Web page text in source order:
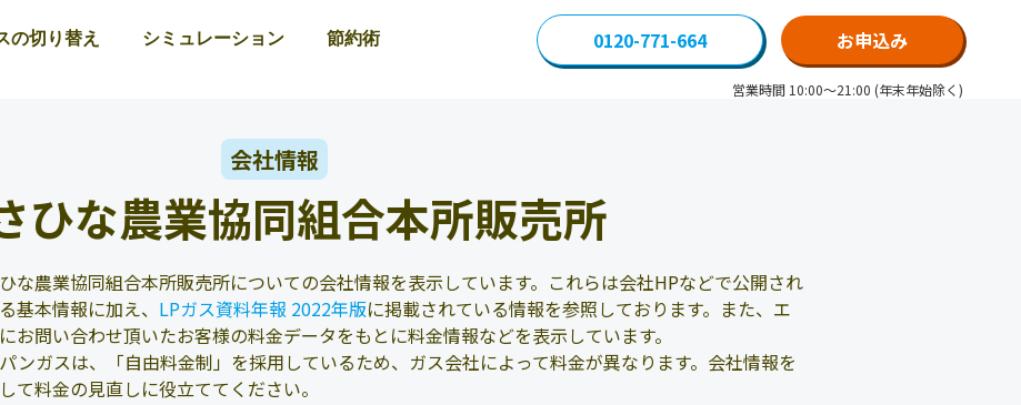
の切り替え シミュレーション 節約術 0120-771-664 お申込み
営業時間 10:00～21:00 (年末年始除く)
会社情報
ひな農業協同組合本所販売所
な農業協同組合本所販売所についての会社情報を表示しています。これらは会社HPなどで公開され
基本情報に加え、 LPガス資料年報 2022年版に掲載されている情報を参照しております。また、エ
お問い合わせ頂いたお客様の料金データをもとに料金情報などを表示しています。
ンガスは、「自由料金制」を採用しているため、ガス会社によって料金が異なります。会社情報を
て料金の見直しに役立ててください。